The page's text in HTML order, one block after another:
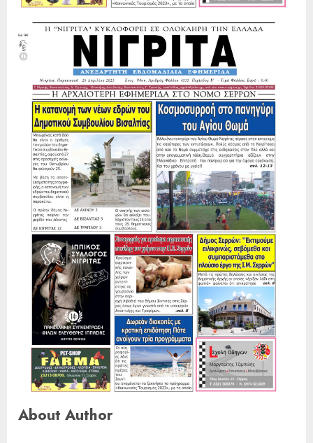
About Author